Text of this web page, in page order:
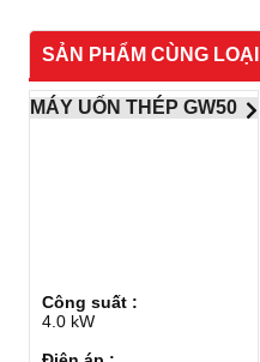
SẢN PHẨM CÙNG LOẠI
MÁY UỐN THÉP GW50
Công suất :
4.0 kW